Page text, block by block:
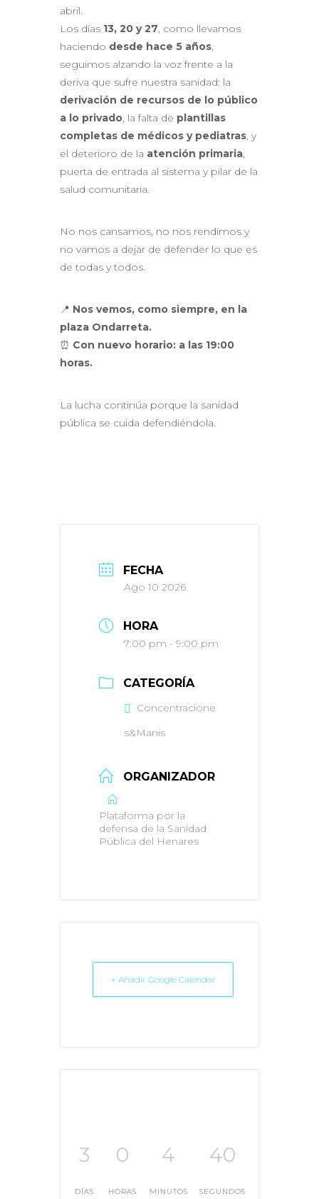
abril.
Los días 13, 20 y 27, como llevamos
haciendo desde hace 5 años,
seguimos alzando la voz frente a la
deriva que sufre nuestra sanidad: la
derivación de recursos de lo público
a lo privado, la falta de plantillas
completas de médicos y pediatras, y
el deterioro de la atención primaria,
puerta de entrada al sistema y pilar de la
salud comunitaria.
No nos cansamos, no nos rendimos y
no vamos a dejar de defender lo que es
de todas y todos.
📍 Nos vemos, como siempre, en la
plaza Ondarreta.
⏰ Con nuevo horario: a las 19:00
horas.
La lucha continúa porque la sanidad
pública se cuida defendiéndola.
FECHA
Ago 10 2026
HORA
7:00 pm - 9:00 pm
CATEGORÍA
Concentracione
s&Manis
ORGANIZADOR
Plataforma por la
defensa de la Sanidad
Pública del Henares
+ Añadir Google Calendar
3
DÍAS
0
HORAS
4
MINUTOS
39
SEGUNDOS